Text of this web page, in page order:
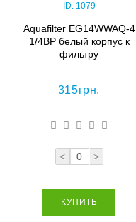
ID: 1079
Aquafilter EG14WWAQ-4
1/4ВР белый корпус к
фильтру
315грн.
< >
КУПИТЬ